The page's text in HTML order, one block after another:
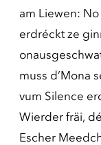
am Liewen:
erdréckt ze
muss d’Mona
vum Silence
Wierder fräi,
Escher